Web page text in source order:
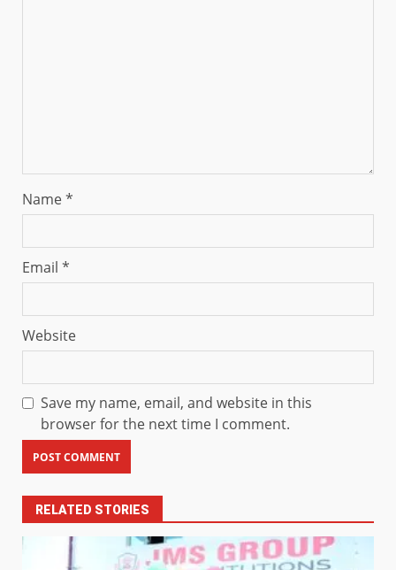
Name*
Email *
Website
Save my name, email, and website in this
browser for the next time I comment.
RELATED STORIES